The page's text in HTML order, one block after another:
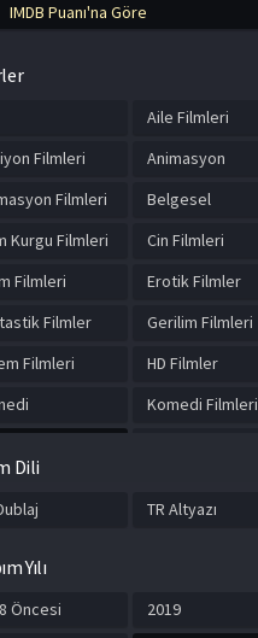
IMDB Puanı'na Göre
Aile Filmleri
Filmleri
Animasyon
Filmleri
Belgesel
Kurgu Filmleri
Cin Filmleri
Filmleri
Erotik Filmler
Filmler
Gerilim Filmleri
Filmleri
HD Filmler
Komedi Filmleri
Dili
TR Altyazı
Yılı
Öncesi
2019